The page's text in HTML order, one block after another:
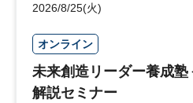
2026/8/25(火)
オンライン
未来創造リーダー養成塾
解説セミナー